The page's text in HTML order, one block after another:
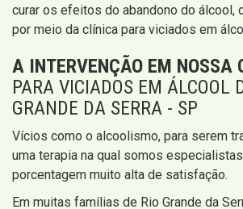
curar os efeitos do abandono do álcool,
por meio da clínica para viciados em
A INTERVENÇÃO EM NOSSA
PARA VICIADOS EM ÁLCOOL
GRANDE DA SERRA - SP
Vícios como o alcoolismo, para serem
uma terapia na qual somos
porcentagem muito alta de satisfação.
Em muitas famílias de Rio Grande da